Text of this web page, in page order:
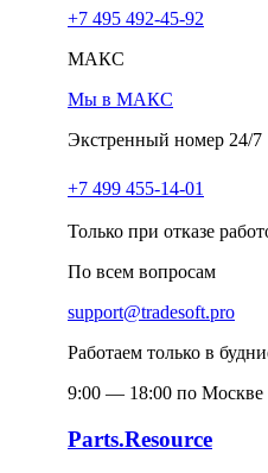
+7 495 492-45-92
МАКС
Мы в МАКС
Экстренный номер 24/7
+7 499 455-14-01
Только при отказе
По всем вопросам
support@tradesoft.pro
Работаем только в
9:00 — 18:00 по Москве
Parts.Resource